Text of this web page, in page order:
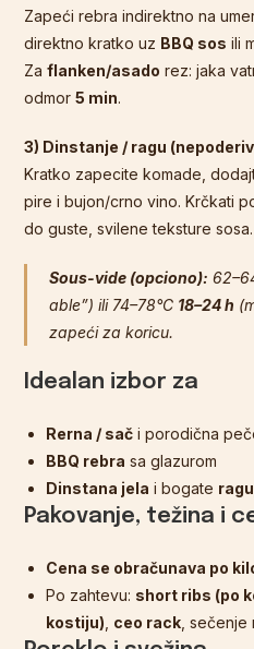
Zapeći rebra indirektno na
direktno kratko uz BBQ sos ili
Zaflanken/asado rez: jaka
odmor5 min.
3) Dinstanje / ragu
Kratko zapecite komade,
pire i bujon/crno vino. Krčkati
do guste, svilene teksture sosa.
Sous-vide (opciono):
able”) ili 74–78°C 18–24 h
zapeći za koricu.
Idealan izbor za
Rerna / sač i porodična
BBQ rebra sa glazurom
Dinstana jela i bogate
Pakovanje, težina i
Cena se obračunava po
Po zahtevu: short ribs (po
kostiju) ceo rack , sečenje